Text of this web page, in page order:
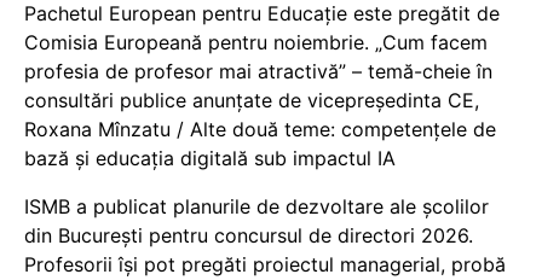
Pachetul European pentru Educație este pregătit de
Comisia Europeană pentru noiembrie. „Cum facem
profesia de profesor mai atractivă” – temă-cheie în
consultări publice anunțate de vicepreședinta CE,
Roxana Mînzatu / Alte două teme: competențele de
bază și educația digitală sub impactul IA
ISMB a publicat planurile de dezvoltare ale școlilor
din București pentru concursul de directori 2026.
Profesorii își pot pregăti proiectul managerial, probă